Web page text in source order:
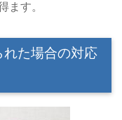
ます。
た場合の対応